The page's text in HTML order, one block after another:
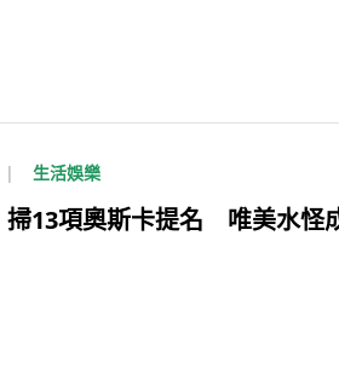
生活娛樂
掃13項奧斯卡提名 唯美水怪